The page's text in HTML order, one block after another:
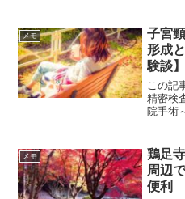
ちら
メモ
子宮
形成
験談
この記
精密検
院手術
がら書
たしの
メモ
鶏足
周辺
便利